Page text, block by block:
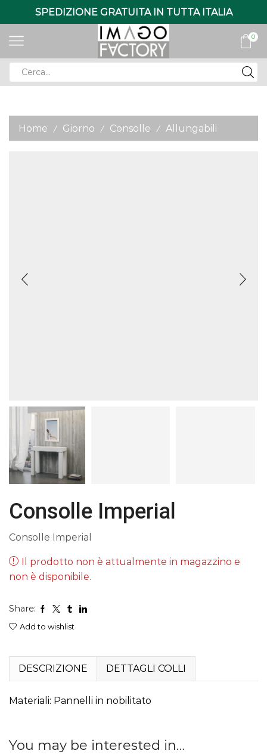
SPEDIZIONE GRATUITA IN TUTTA ITALIA
0
input
Home / Giorno / Consolle / Allungabili
Consolle Imperial
Consolle Imperial
Il prodotto non è attualmente in magazzino e
non è disponibile.
Share:
Add to wishlist
DESCRIZIONE DETTAGLI COLLI
Materiali: Pannelli in nobilitato
You may be interested in…